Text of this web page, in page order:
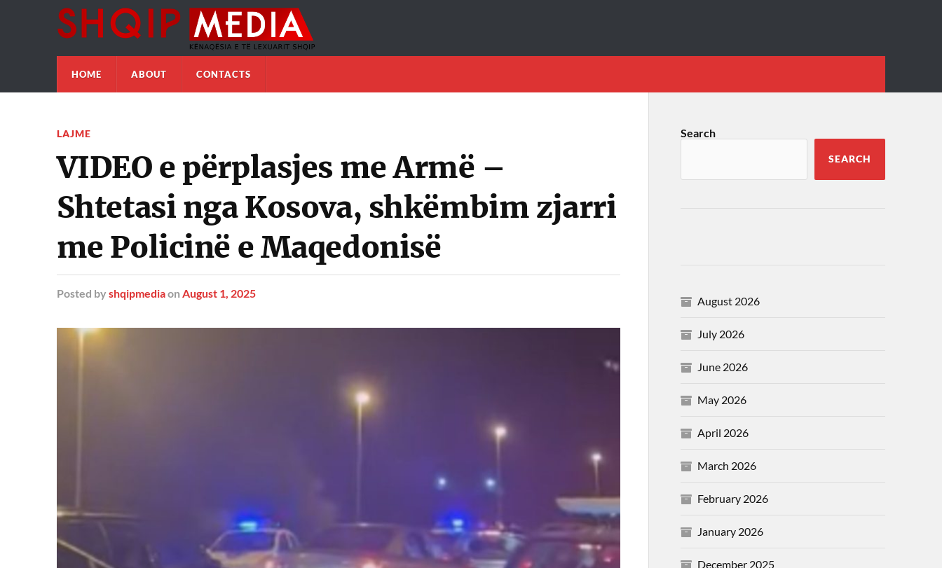
HOME ABOUT CONTACTS
LAJME
VIDEO e përplasjes me Armë –
Shtetasi nga Kosova, shkëmbim zjarri
me Policinë e Maqedonisë
Posted by shqipmediaon August 1, 2025
Search
SEARCH
August 2026
July 2026
June 2026
May 2026
April 2026
March 2026
February 2026
January 2026
December 2025